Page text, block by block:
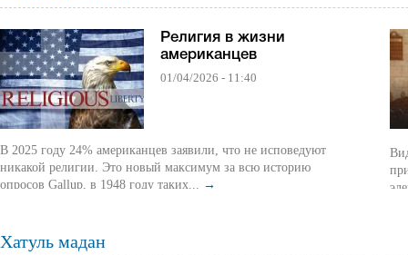
Религия в жизни
американцев
01/04/2026 - 11:40
В 2025 году 24% американцев заявили, что не исповедуют
никакой религии. Это новый максимум за всю историю
опросов Gallup, в 1948 году таких... →
Хатуль мадан